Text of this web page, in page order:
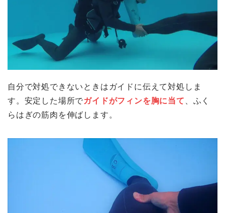
自分で対処できないときはガイドに伝えて対処しま
す。安定した場所でガイドがフィンを胸に当て
、ふく
らはぎの筋肉を伸ばします。